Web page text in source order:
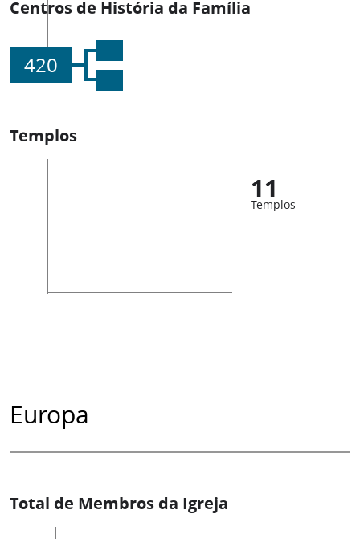
Centros de História da Família
420
Templos
11
Templos
Europa
Total de Membros da Igreja